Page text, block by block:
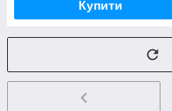
Купити